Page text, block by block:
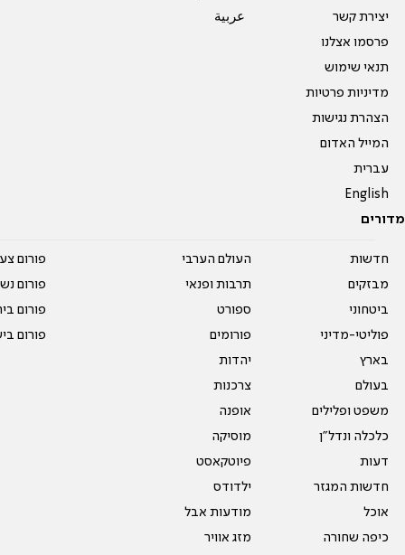
יצירת קשר
פרסמו אצלנו
תנאי שימוש
מדיניות פרטיות
הצהרת נגישות
המייל האדום
עברית
English
عربية
מדורים
חדשות
מבזקים
ביטחוני
פוליטי-מדיני
בארץ
בעולם
משפט ופלילים
כלכלה ונדל"ן
דעות
חדשות המגזר
אוכל
כיפה שחורה
העולם הערבי
תרבות ופנאי
ספורט
פורומים
יהדות
צרכנות
אופנה
מוסיקה
פיוטקאסט
ילדודס
מודעות אבל
מזג אוויר
פורום
פורום
פורום
פורום